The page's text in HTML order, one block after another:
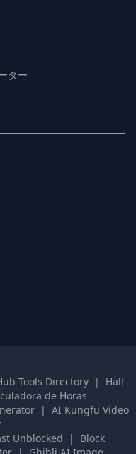
ター
Tools Directory |
Half
de Horas
| AI Kungfu Video
Unblocked |
Block